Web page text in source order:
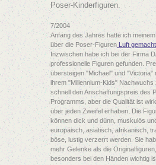
Poser-Kinderfiguren.
7/2004
Anfang des Jahres hatte ich
über die Poser-Figuren Luft gemacht
Inzwischen habe ich bei der Firma
professionelle Figuren gefunden.
übersteigen "Michael" und "Victoria"
ihrem "Millennium-Kids" Nachwuchs
schnell den Anschaffungspreis des
Programms, aber die Qualität ist
über jeden Zweifel erhaben. Die
können dick und dünn, muskulös
europäisch, asiatisch, afrikanisch,
böse, lustig verzerrt werden. Sie
mehr Gelenke als die
besonders bei den Händen wichtig